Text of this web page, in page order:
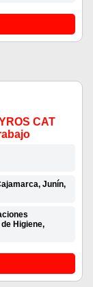
CAT
Junín,
Higiene,